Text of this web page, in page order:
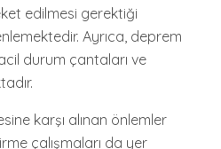
edilmesi gerektiği
Ayrıca, deprem
durum çantaları ve
karşı alınan önlemler
çalışmaları da yer